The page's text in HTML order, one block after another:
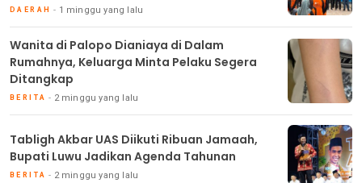
DAERAH 1 minggu yang lalu
Wanita di Palopo Dianiaya di Dalam
Rumahnya, Keluarga Minta Pelaku Segera
Ditangkap
BERITA 2 minggu yang lalu
Tabligh Akbar UAS Diikuti Ribuan Jamaah,
Bupati Luwu Jadikan Agenda Tahunan
BERITA 2 minggu yang lalu